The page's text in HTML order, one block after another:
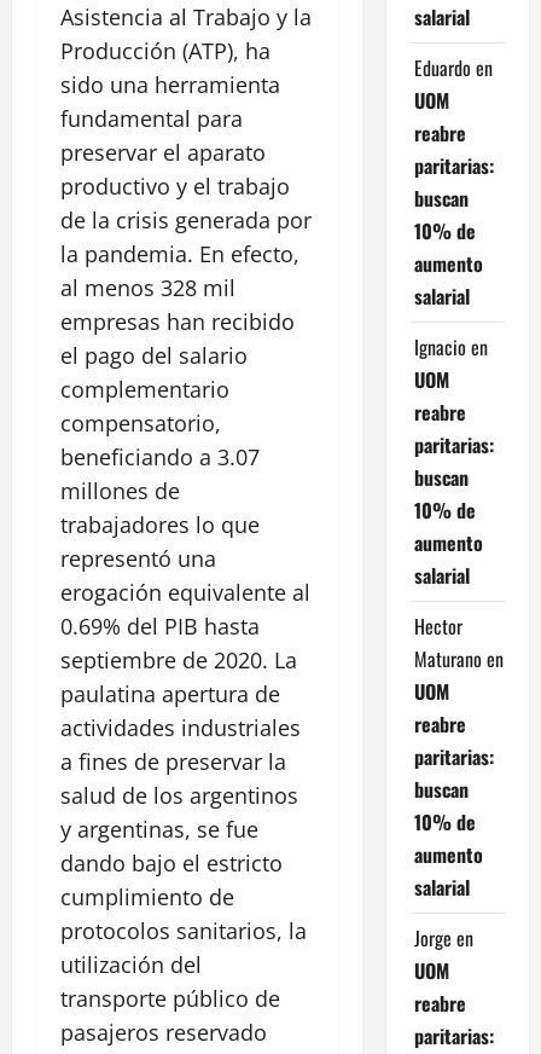
Asistencia al Trabajo y la
Producción (ATP), ha
sido una herramienta
fundamental para
preservar el aparato
productivo y el trabajo
de la crisis generada por
la pandemia. En efecto,
al menos 328 mil
empresas han recibido
el pago del salario
complementario
compensatorio,
beneficiando a 3.07
millones de
trabajadores lo que
representó una
erogación equivalente al
0.69% del PIB hasta
septiembre de 2020. La
paulatina apertura de
actividades industriales
a fines de preservar la
salud de los argentinos
y argentinas, se fue
dando bajo el estricto
cumplimiento de
protocolos sanitarios, la
utilización del
transporte público de
pasajeros reservado
salarial
Eduardo en
UOM
reabre
paritarias:
buscan
10% de
aumento
salarial
Ignacio en
UOM
reabre
paritarias:
buscan
10% de
aumento
salarial
Hector
Maturano en
UOM
reabre
paritarias:
buscan
10% de
aumento
salarial
Jorge en
UOM
reabre
paritarias: